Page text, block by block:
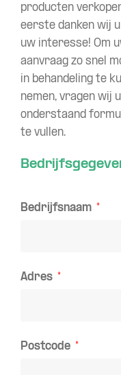
producten
eerste danken wij
uw interesse! Om
aanvraag zo snel
in behandeling te
nemen, vragen wij u
onderstaand
te vullen.
Bedrijfsnaam
Adres
Postcode